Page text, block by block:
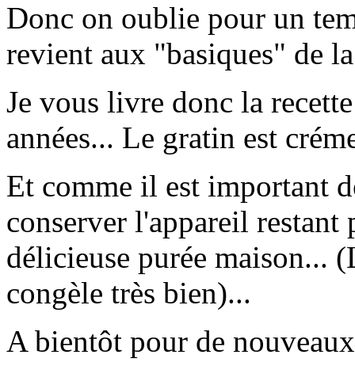
Donc on oublie pour un
revient aux "basiques" de
Je vous livre donc la
années... Le gratin est
Et comme il est important
conserver l'appareil
délicieuse purée maison...
congèle très bien)...
A bientôt pour de